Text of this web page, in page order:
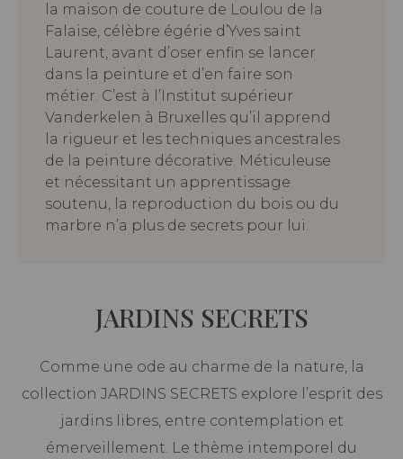
la maison de couture de Loulou de la
Falaise, célèbre égérie d’Yves saint
Laurent, avant d’oser enfin se lancer
dans la peinture et d’en faire son
métier. C’est à l’Institut supérieur
Vanderkelen à Bruxelles qu’il apprend
la rigueur et les techniques ancestrales
de la peinture décorative. Méticuleuse
et nécessitant un apprentissage
soutenu, la reproduction du bois ou du
marbre n’a plus de secrets pour lui.
JARDINS SECRETS
Comme une ode au charme de la nature, la
collection JARDINS SECRETS explore l’esprit des
jardins libres, entre contemplation et
émerveillement. Le thème intemporel du